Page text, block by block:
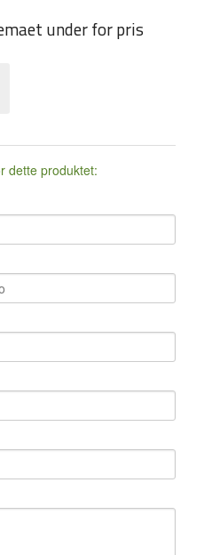
under for pris
dette produktet: